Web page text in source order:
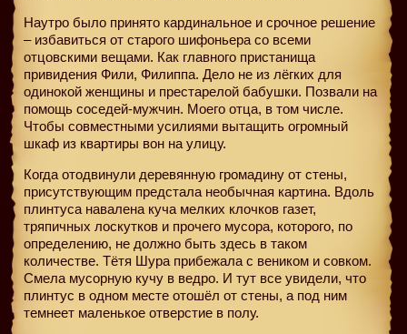
Наутро было принято кардинальное и срочное решение
– избавиться от старого шифоньера со всеми
отцовскими вещами. Как главного пристанища
привидения Фили, Филиппа. Дело не из лёгких для
одинокой женщины и престарелой бабушки. Позвали на
помощь соседей-мужчин. Моего отца, в том числе.
Чтобы совместными усилиями вытащить огромный
шкаф из квартиры вон на улицу.
Когда отодвинули деревянную громадину от стены,
присутствующим предстала необычная картина. Вдоль
плинтуса навалена куча мелких клочков газет,
тряпичных лоскутков и прочего мусора, которого, по
определению, не должно быть здесь в таком
количестве. Тётя Шура прибежала с веником и совком.
Смела мусорную кучу в ведро. И тут все увидели, что
плинтус в одном месте отошёл от стены, а под ним
темнеет маленькое отверстие в полу.